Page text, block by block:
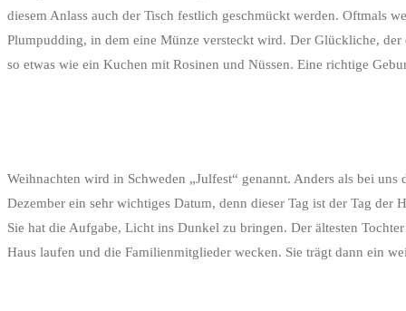
diesem Anlass auch der Tisch festlich geschmückt werden. Oftmals
Plumpudding, in dem eine Münze versteckt wird. Der Glückliche,
so etwas wie ein Kuchen mit Rosinen und Nüssen. Eine richtige
Weihnachten wird in Schweden „Julfest“ genannt. Anders als bei
Dezember ein sehr wichtiges Datum, denn dieser Tag ist der Tag
Sie hat die Aufgabe, Licht ins Dunkel zu bringen. Der ältesten
Haus laufen und die Familienmitglieder wecken. Sie trägt dann ein